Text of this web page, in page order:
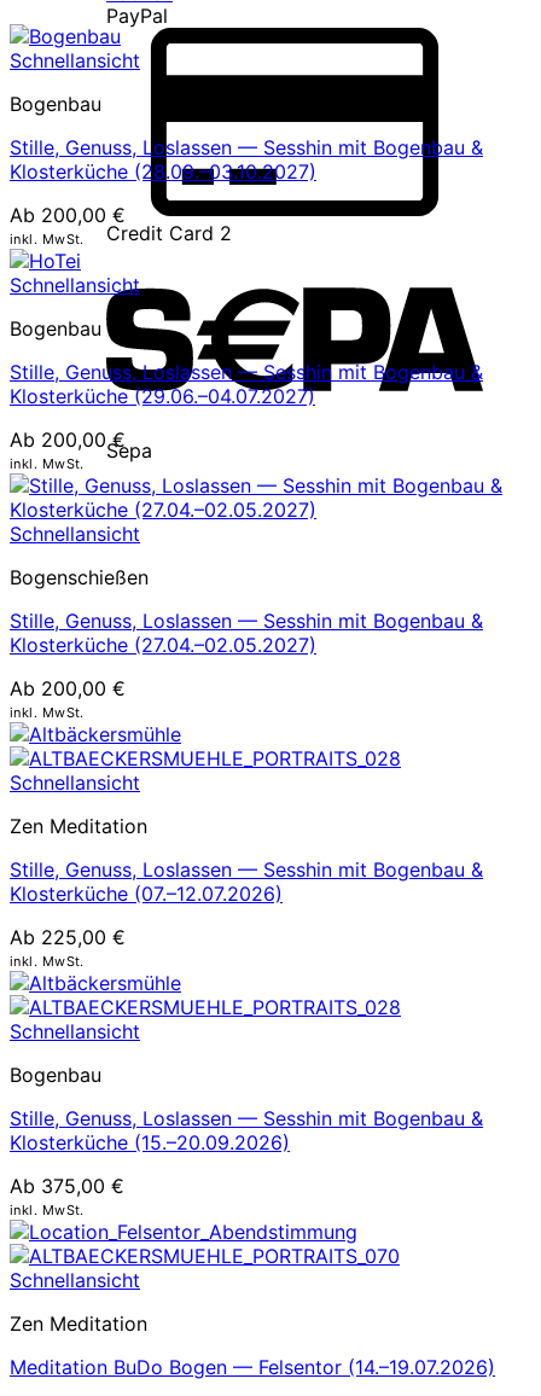
PayPal
Credit Card 2
Sepa
Schnellansicht
Bogenbau
Stille, Genuss, Loslassen — Sesshin mit Bogenbau &
Klosterküche (28.09.–03.10.2027)
Ab 200,00 €
inkl. MwSt.
Schnellansicht
Bogenbau
Stille, Genuss, Loslassen — Sesshin mit Bogenbau &
Klosterküche (29.06.–04.07.2027)
Ab 200,00€
inkl. MwSt.
Schnellansicht
Bogenschießen
Stille, Genuss, Loslassen — Sesshin mit Bogenbau &
Klosterküche (27.04.–02.05.2027)
Ab 200,00 €
inkl. MwSt.
Schnellansicht
Zen Meditation
Stille, Genuss, Loslassen — Sesshin mit Bogenbau &
Klosterküche (07.–12.07.2026)
Ab 225,00 €
inkl. MwSt.
Schnellansicht
Bogenbau
Stille, Genuss, Loslassen — Sesshin mit Bogenbau &
Klosterküche (15.–20.09.2026)
Ab 375,00 €
inkl. MwSt.
Schnellansicht
Zen Meditation
Meditation BuDo Bogen — Felsentor (14.–19.07.2026)